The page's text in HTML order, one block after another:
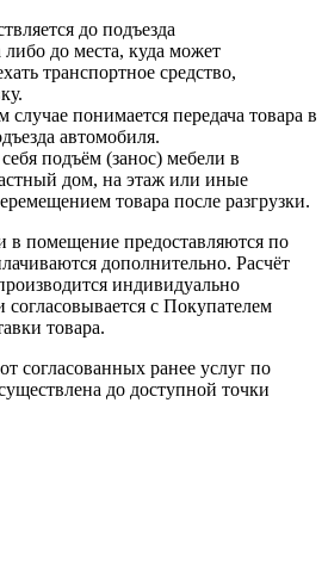
до подъезда
до места, куда может
транспортное средство,
случае понимается передача товара в
автомобиля.
подъём (занос) мебели в
дом, на этаж или иные
товара после разгрузки.
в помещение предоставляются по
дополнительно. Расчёт
индивидуально
с Покупателем
товара.
согласованных ранее услуг по
до доступной точки